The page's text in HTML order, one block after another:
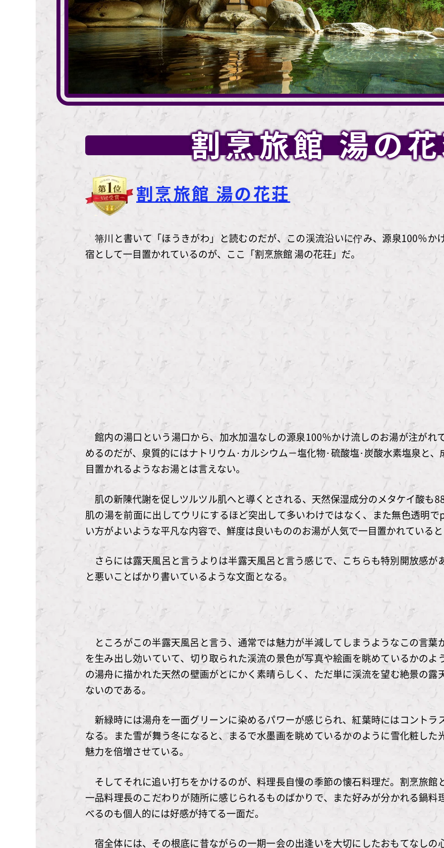
割烹旅館 湯の
割烹旅館 湯の花荘
箒川と書いて「ほうきがわ」と読むのだが、この渓流沿いに佇み、源泉100％か
宿として一目置かれているのが、ここ「割烹旅館 湯の花荘」だ。
館内の湯口という湯口から、加水加温なしの源泉100％かけ流しのお湯が注がれ
めるのだが、泉質的にはナトリウム･カルシウム－塩化物･硫酸塩･炭酸水素塩泉と
目置かれるようなお湯とは言えない。
肌の新陳代謝を促しツルツル肌へと導くとされる、天然保湿成分のメタケイ酸も
肌の湯を前面に出してウリにするほど突出して多いわけではなく、また無色透明
い方がよいような平凡な内容で、鮮度は良いもののお湯が人気で一目置かれている
さらには露天風呂と言うよりは半露天風呂と言う感じで、こちらも特別開放感が
と悪いことばかり書いているような文面となる。
ところがこの半露天風呂と言う、通常では魅力が半減してしまうようなこの言葉
を生み出し効いていて、切り取られた渓流の景色が写真や絵画を眺めているかのよ
の湯舟に描かれた天然の壁画がとにかく素晴らしく、ただ単に渓流を望む絶景の
ないのである。
新緑時には湯舟を一面グリーンに染めるパワーが感じられ、紅葉時にはコントラ
なる。また雪が舞う冬になると、まるで水墨画を眺めているかのように雪化粧した
魅力を倍増させている。
そしてそれに追い打ちをかけるのが、料理長自慢の季節の懐石料理だ。割烹旅館
一品料理長のこだわりが随所に感じられるものばかりで、また好みが分かれる鍋料
べるのも個人的には好感が持てる一面だ。
宿全体には、その根底に昔ながらの一期一会の出逢いを大切にしたおもてなしの